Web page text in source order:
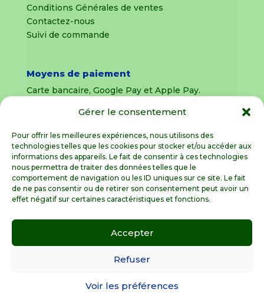
Gérer le consentement
Pour offrir les meilleures expériences, nous utilisons des
technologies telles que les cookies pour stocker et/ou accéder aux
informations des appareils. Le fait de consentir à ces technologies
nous permettra de traiter des données telles que le
comportement de navigation ou les ID uniques sur ce site. Le fait
de ne pas consentir ou de retirer son consentement peut avoir un
effet négatif sur certaines caractéristiques et fonctions.
Accepter
Refuser
Voir les préférences
Conditions Générales de ventes
Contactez-nous
Suivi de commande
Moyens de paiement
Carte bancaire, Google Pay et Apple Pay.
uniquement
Livraison sous 8 jours pour les pièces
détachées
Livraisons sous 15 jours pour les outillages de
jardin (sous réserve de stock disponible)
en France Métropolitaine
© GardenGalaxie 2026 |Mentions légales